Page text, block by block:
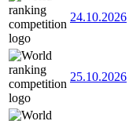
24.10.2026
25.10.2026